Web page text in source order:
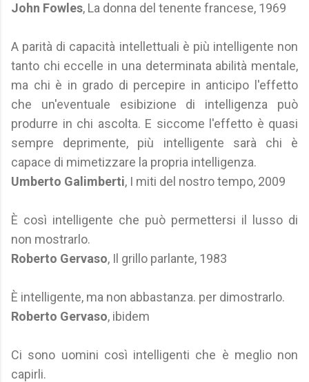
John Fowles, La donna del tenente francese, 1969
A parità di capacità intellettuali è più intelligente non
tanto chi eccelle in una determinata abilità mentale,
ma chi è in grado di percepire in anticipo l'effetto
che un'eventuale esibizione di intelligenza può
produrre in chi ascolta. E siccome l'effetto è quasi
sempre deprimente, più intelligente sarà chi è
capace di mimetizzare la propria intelligenza.
Umberto Galimberti, I miti del nostro tempo, 2009
È così intelligente che può permettersi il lusso di
non mostrarlo.
Roberto Gervaso, Il grillo parlante, 1983
È intelligente, ma non abbastanza. per dimostrarlo.
Roberto Gervaso, ibidem
Ci sono uomini così intelligenti che è meglio non
capirli.